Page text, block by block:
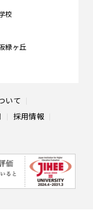
校
緑ヶ丘
いて
採用情報